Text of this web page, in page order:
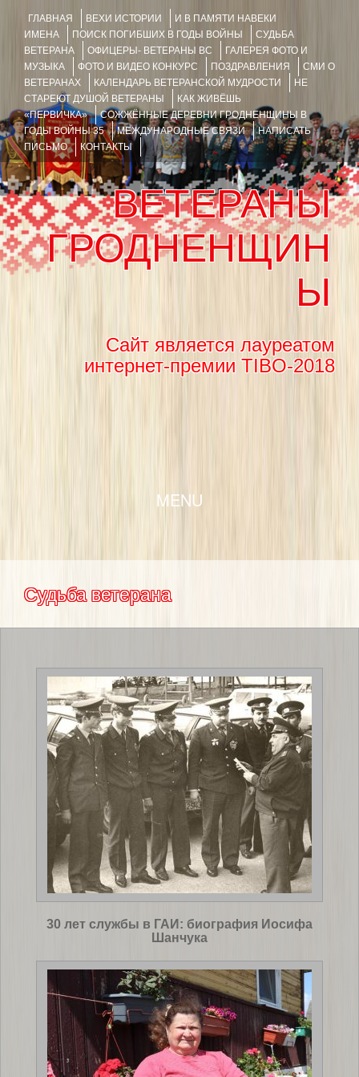
ГЛАВНАЯ ВЕХИ ИСТОРИИ
И В ПАМЯТИ НАВЕКИ
ИМЕНА
ПОИСК ПОГИБШИХ В ГОДЫ ВОЙНЫ
СУДЬБА
ВЕТЕРАНА
ОФИЦЕРЫ- ВЕТЕРАНЫ ВС
ГАЛЕРЕЯ ФОТО И
МУЗЫКА
ФОТО И ВИДЕО КОНКУРС ПОЗДРАВЛЕНИЯ
СМИ О
ВЕТЕРАНАХ
КАЛЕНДАРЬ ВЕТЕРАНСКОЙ МУДРОСТИ
НЕ
СТАРЕЮТ ДУШОЙ ВЕТЕРАНЫ
КАК ЖИВЁШЬ
«ПЕРВИЧКА»
СОЖЖЁННЫЕ ДЕРЕВНИ ГРОДНЕНЩИНЫ В
ГОДЫ ВОЙНЫ 35
МЕЖДУНАРОДНЫЕ СВЯЗИ
НАПИСАТЬ
ПИСЬМО
КОНТАКТЫ
ВЕТЕРАНЫ
ГРОДНЕНЩИН
Ы
Сайт является лауреатом
интернет-премии TIBO-2018
MENU
Судьба ветерана
30 лет службы в ГАИ: биография Иосифа
Шанчука